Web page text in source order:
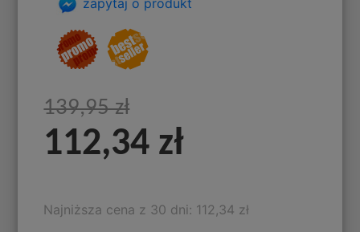
139,95 zł
112,34 zł
Najniższa cena z 30 dni: 112,34 zł